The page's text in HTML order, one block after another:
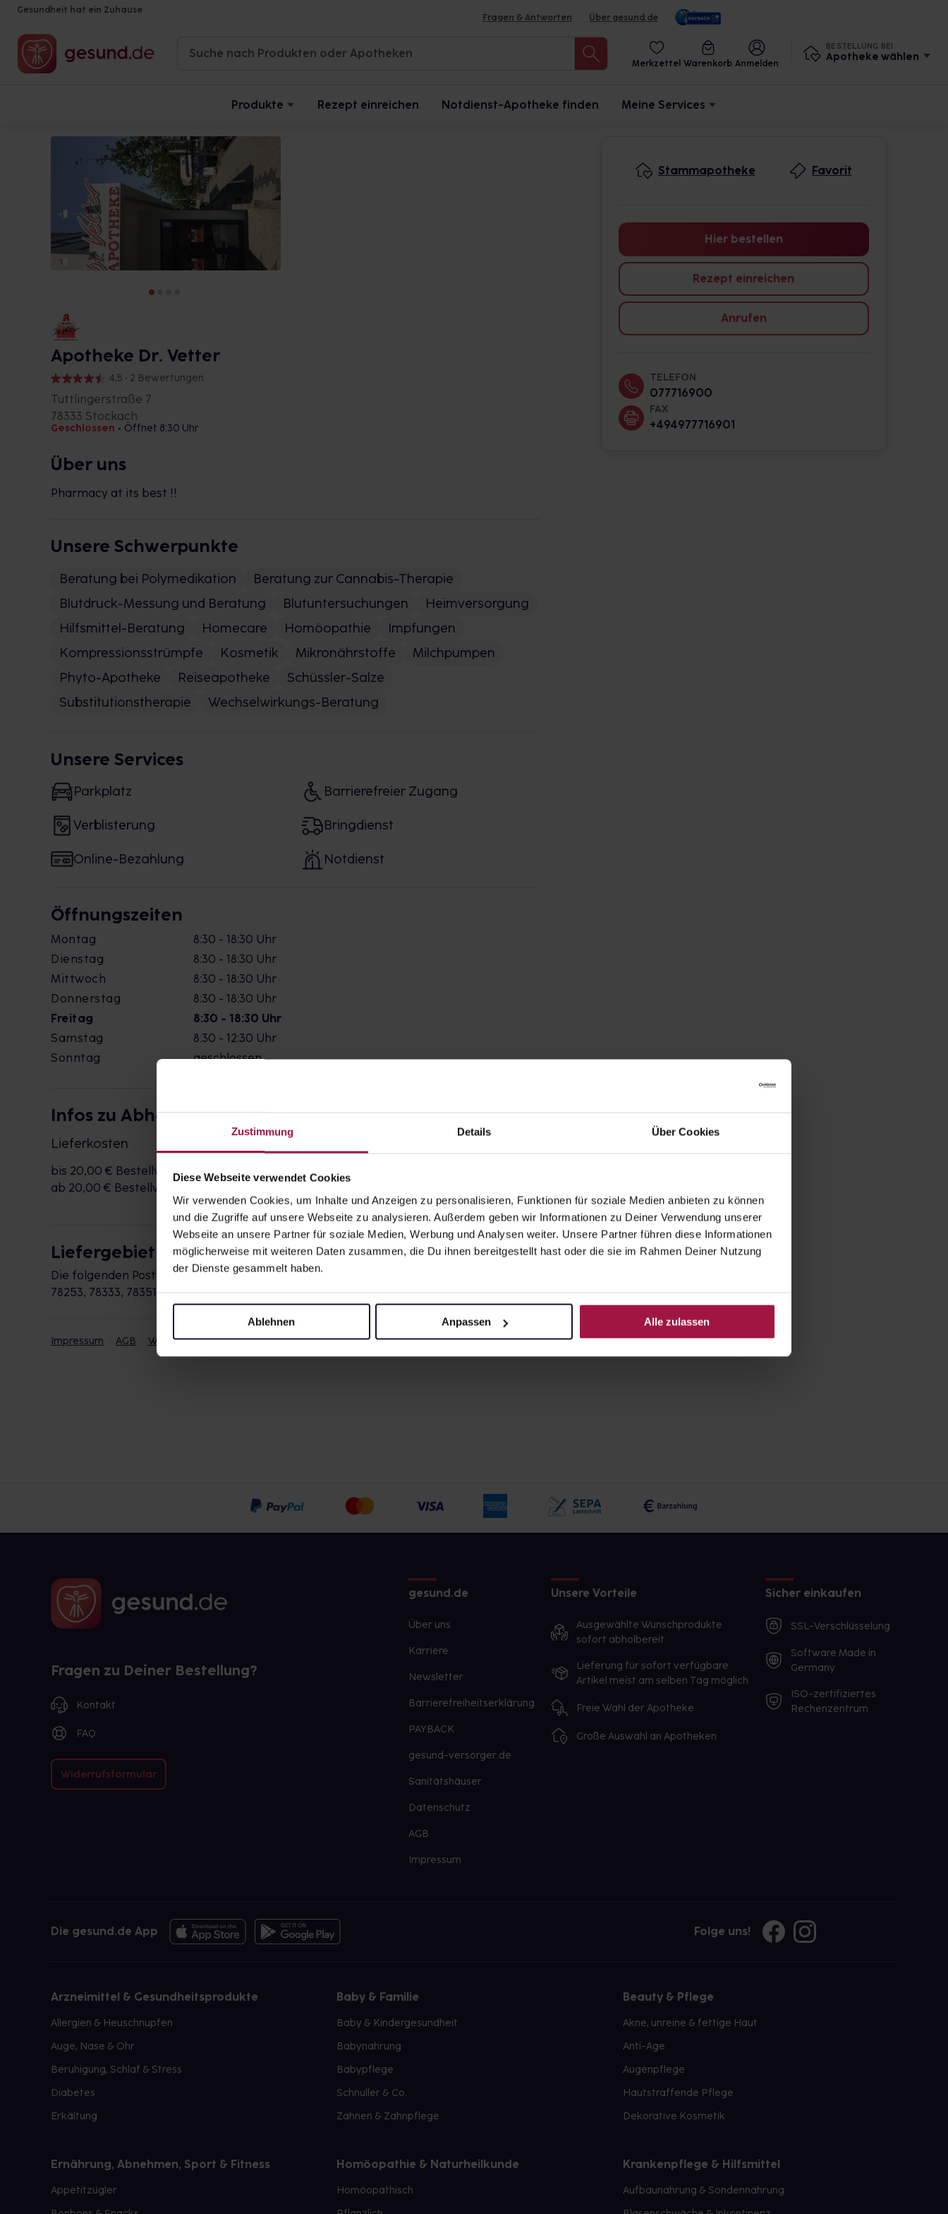
Zustimmung Details Über Cookies
Diese Webseite verwendet Cookies
Wir verwenden Cookies, um Inhalte und Anzeigen zu personalisieren, Funktionen für soziale Medien anbieten zu können
und die Zugriffe auf unsere Webseite zu analysieren. Außerdem geben wir Informationen zu Deiner Verwendung unserer
Webseite an unsere Partner für soziale Medien, Werbung und Analysen weiter. Unsere Partner führen diese Informationen
möglicherweise mit weiteren Daten zusammen, die Du ihnen bereitgestellt hast oder die sie im Rahmen Deiner Nutzung
der Dienste gesammelt haben.
Ablehnen Anpassen Alle zulassen
Gesundheit hat ein Zuhause
Fragen & Antworten Über gesund.de
Merkzettel Warenkorb Anmelden
BESTELLUNG BEI
Apotheke wählen
Produkte Rezept einreichen Notdienst-Apotheke finden Meine Services
Apotheke Dr. Vetter
4,5 • 2 Bewertungen
Tuttlingerstraße 7
78333 Stockach
Geschlossen • Öffnet 8:30 Uhr
Über uns
Pharmacy at its best !!
Unsere Schwerpunkte
Beratung bei Polymedikation
Beratung zur Cannabis-Therapie
Blutdruck-Messung und Beratung
Blutuntersuchungen
Heimversorgung
Hilfsmittel-Beratung
Homecare Homöopathie
Impfungen
Kompressionsstrümpfe
Kosmetik Mikronährstoffe
Milchpumpen
Phyto-Apotheke
Reiseapotheke
Schüssler-Salze
Substitutionstherapie
Wechselwirkungs-Beratung
Unsere Services
Parkplatz Barrierefreier Zugang
Verblisterung Bringdienst
Online-Bezahlung Notdienst
Öffnungszeiten
Montag
8:30 - 18:30 Uhr
Dienstag
8:30 - 18:30 Uhr
Mittwoch
8:30 - 18:30 Uhr
Donnerstag
8:30 - 18:30 Uhr
Freitag
8:30 - 18:30 Uhr
Samstag
8:30 - 12:30 Uhr
Sonntag
geschlossen
Infos zu Abholung & Bringdienst
Lieferkosten
bis 20,00 € Bestellwert
2,95 €
ab 20,00 € Bestellwert
Liefergebiet
Die folgenden Postleitzahlen werden durch die Apotheke beliefert:
78253, 78333, 78351, 78354, 78355, 78357, 78359
Impressum AGB Widerrufsbelehrung Datenschutz
Stammapotheke Favorit
Hier bestellen
Rezept einreichen
Anrufen
TELEFON
077716900
FAX
+494977716901
Fragen zu Deiner Bestellung?
Kontakt
FAQ
Widerrufsformular
gesund.de
Über uns
Karriere
Newsletter
Barrierefreiheitserklärung
PAYBACK
gesund-versorger.de
Sanitätshäuser
Datenschutz
AGB
Impressum
Unsere Vorteile
Ausgewählte Wunschprodukte
sofort abholbereit
Lieferung für sofort verfügbare
Artikel meist am selben Tag möglich
Freie Wahl der Apotheke
Große Auswahl an Apotheken
Sicher einkaufen
SSL-Verschlüsselung
Software Made in
Germany
ISO-zertifiziertes
Rechenzentrum
Die gesund.de App Folge uns!
Arzneimittel & Gesundheitsprodukte
Allergien & Heuschnupfen
Auge, Nase & Ohr
Beruhigung, Schlaf & Stress
Diabetes
Erkältung
Baby & Familie
Baby & Kindergesundheit
Babynahrung
Babypflege
Schnuller & Co.
Zahnen & Zahnpflege
Beauty & Pflege
Akne, unreine & fettige Haut
Anti-Age
Augenpflege
Hautstraffende Pflege
Dekorative Kosmetik
Ernährung, Abnehmen, Sport & Fitness
Appetitzügler
Homöopathie & Naturheilkunde
Homöopathisch
Krankenpflege & Hilfsmittel
Aufbaunahrung & Sondennahrung